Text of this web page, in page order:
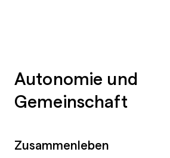
Autonomie und
Gemeinschaft
Zusammenleben